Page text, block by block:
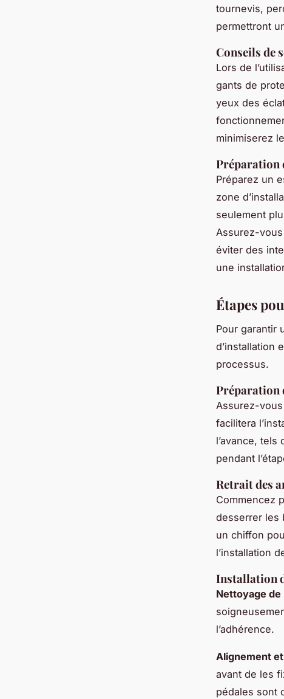
tournevis,
permettront
Conseils de
Lors de
gants de
yeux des
minimiserez
Préparation
Préparez un
zone
seulement
Assurez-
éviter des
une
Étapes
Pour garantir
d’installation
processus.
Préparation
Assurez-
facilitera
l’avance,
pendant
Retrait des
Commencez
desserrer les
un chiffon
l’installation
Installation
Nettoyage de
l’adhérence.
Alignement
avant de les
pédales sont